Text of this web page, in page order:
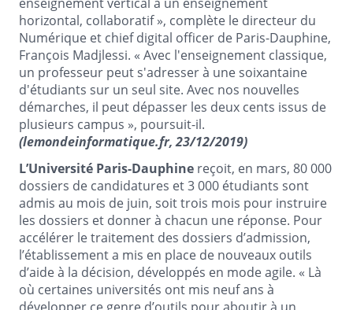
horizontal, collaboratif », complète le directeur du
Numérique et chief digital officer de Paris-Dauphine,
François Madjlessi. « Avec l'enseignement classique,
un professeur peut s'adresser à une soixantaine
d'étudiants sur un seul site. Avec nos nouvelles
démarches, il peut dépasser les deux cents issus de
plusieurs campus », poursuit-il.
(lemondeinformatique.fr, 23/12/2019)
L’Université Paris-Dauphine reçoit, en mars, 80 000
dossiers de candidatures et 3 000 étudiants sont
admis au mois de juin, soit trois mois pour instruire
les dossiers et donner à chacun une réponse. Pour
accélérer le traitement des dossiers d’admission,
l’établissement a mis en place de nouveaux outils
d’aide à la décision, développés en mode agile. « Là
où certaines universités ont mis neuf ans à
développer ce genre d’outils pour aboutir à un